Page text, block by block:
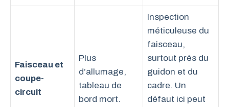
Faisceau et
coupe-
circuit
Plus
d’allumage,
tableau de
bord mort.
Inspection
méticuleuse du
faisceau,
surtout près du
guidon et du
cadre. Un
défaut ici peut